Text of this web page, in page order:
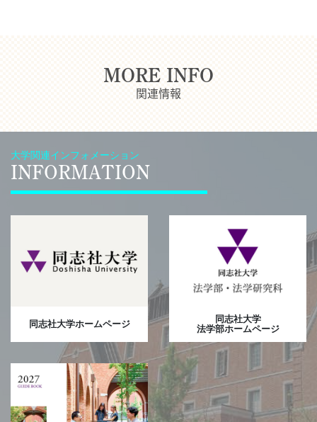
MORE INFO
関連情報
大学関連インフォメーション
INFORMATION
同志社大学ホームページ
同志社大学
法学部ホームページ